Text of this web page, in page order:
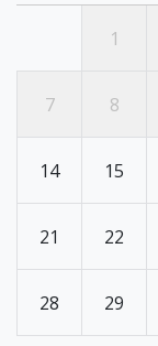
1
7 8
14 15
21 22
28 29